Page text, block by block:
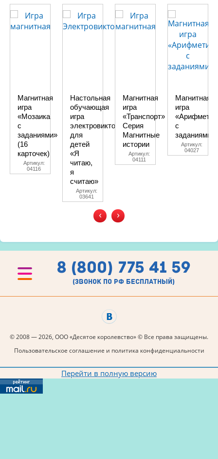
Магнитная
игра
«Мозаика
с
заданиями»
(16
карточек)
Артикул:
04116
Настольная
обучающая
игра
электровикторина
для
детей
«Я
читаю,
я
считаю»
Артикул:
03641
Магнитная
игра
«Транспорт»
Серия
Магнитные
истории
Артикул:
04111
Магнитная
игра
с
заданиями»
Артикул:
04027
‹ ›
8 (800) 775 41 59
(звонок по рф бесплатный)
© 2008 — 2026, ООО «Десятое королевство» © Все права защищены.
Пользовательское соглашение и политика конфиденциальности
Перейти в полную версию